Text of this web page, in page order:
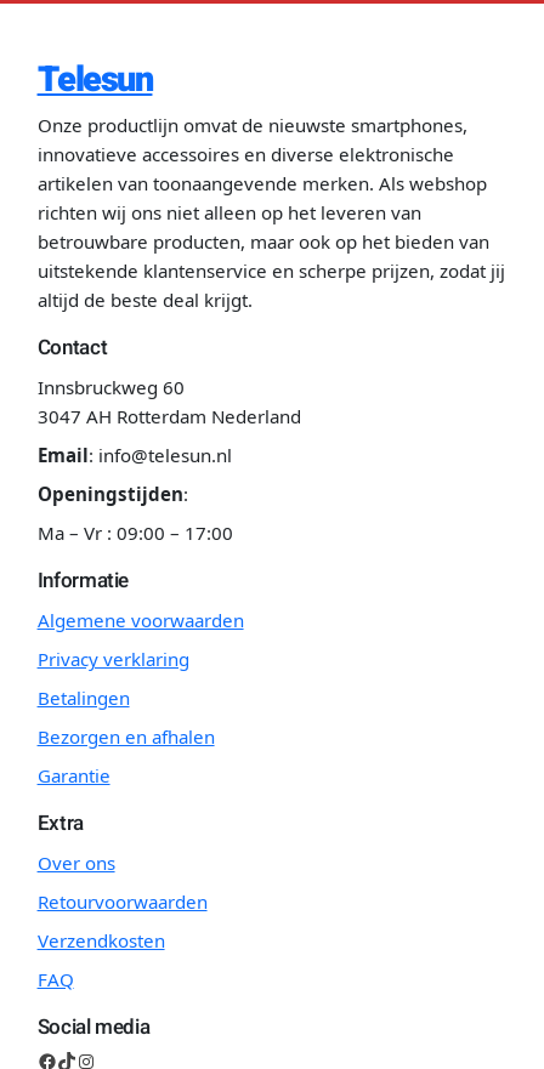
Telesun
Onze productlijn omvat de nieuwste smartphones,
innovatieve accessoires en diverse elektronische
artikelen van toonaangevende merken. Als webshop
richten wij ons niet alleen op het leveren van
betrouwbare producten, maar ook op het bieden van
uitstekende klantenservice en scherpe prijzen, zodat jij
altijd de beste deal krijgt.
Contact
Innsbruckweg 60
3047 AH Rotterdam Nederland
Email: info@telesun.nl
Openingstijden:
Ma – Vr : 09:00 – 17:00
Informatie
Algemene voorwaarden
Privacy verklaring
Betalingen
Bezorgen en afhalen
Garantie
Extra
Over ons
Retourvoorwaarden
Verzendkosten
FAQ
Social media
Facebook TikTok Instagram